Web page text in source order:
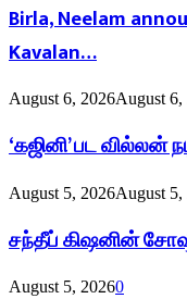
Birla, Neelam
Kavalan…
August 6, 2026August 6,
‘கஜினி’ பட வில்லன்
August 5, 2026August 5,
சந்தீப் கிஷனின்
August 5, 20260